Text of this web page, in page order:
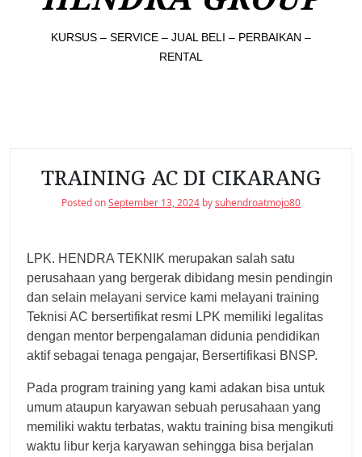
KURSUS – SERVICE – JUAL BELI – PERBAIKAN –
RENTAL
TRAINING AC DI CIKARANG
Posted onSeptember 13, 2024 bysuhendroatmojo80
LPK. HENDRA TEKNIK merupakan salah satu
perusahaan yang bergerak dibidang mesin pendingin
dan selain melayani service kami melayani training
Teknisi AC bersertifikat resmi LPK memiliki legalitas
dengan mentor berpengalaman didunia pendidikan
aktif sebagai tenaga pengajar, Bersertifikasi BNSP.
Pada program training yang kami adakan bisa untuk
umum ataupun karyawan sebuah perusahaan yang
memiliki waktu terbatas, waktu training bisa mengikuti
waktu libur kerja karyawan sehingga bisa berjalan